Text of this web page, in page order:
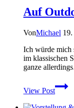
I
im
Auf
VonMichael 19.
Ich würde mich
im klassischen
ganze
View Post
Auf